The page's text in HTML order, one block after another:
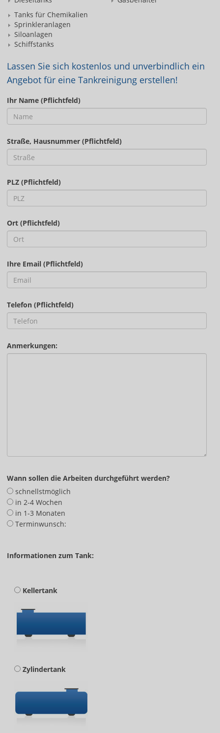
Tanks für Chemikalien
Sprinkleranlagen
Siloanlagen
Schiffstanks
Lassen Sie sich kostenlos und unverbindlich ein
Angebot für eine Tankreinigung erstellen!
Ihr Name (Pflichtfeld)
Straße, Hausnummer (Pflichtfeld)
PLZ (Pflichtfeld)
Ort (Pflichtfeld)
Ihre Email (Pflichtfeld)
Telefon (Pflichtfeld)
Anmerkungen:
Wann sollen die Arbeiten durchgeführt werden?
schnellstmöglich
in 2-4 Wochen
in 1-3 Monaten
Terminwunsch:
Informationen zum Tank:
Kellertank
Zylindertank